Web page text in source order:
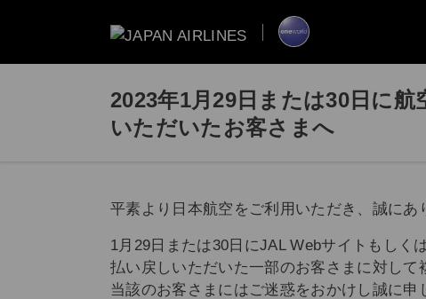
2023年1月29日または30日に
いただいたお客さまへ
平素より日本航空をご利用いただき、誠にあ
1月29日または30日にJAL Webサイトもしく
払い戻しいただいた一部のお客さまに対して
当該のお客さまにはご迷惑をおかけし誠に申